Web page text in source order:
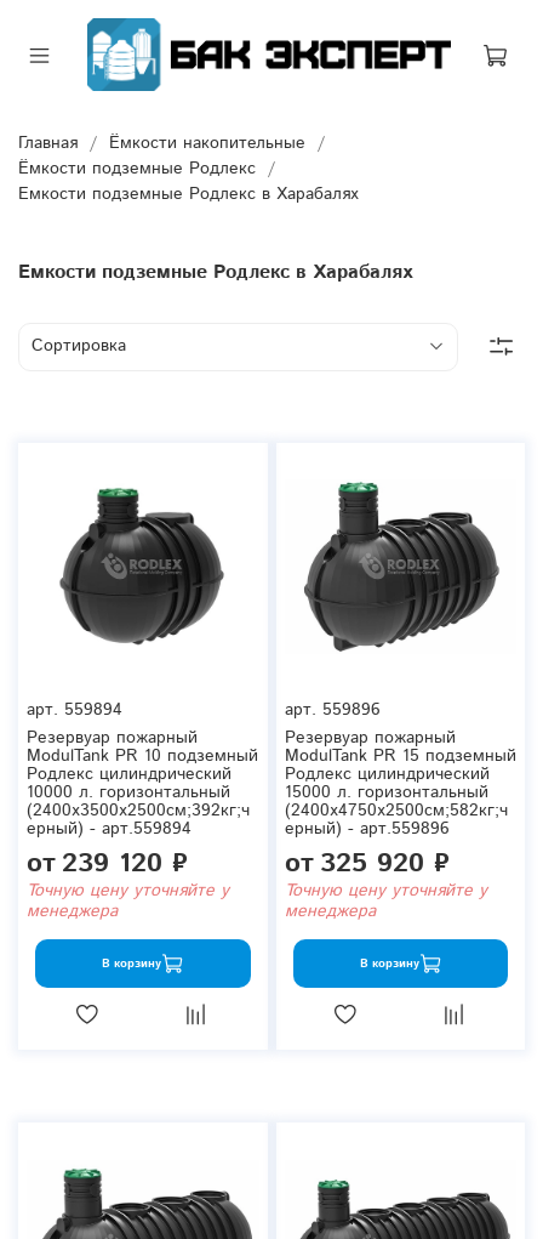
Главная
Ёмкости накопительные
Ёмкости подземные Родлекс
Емкости подземные Родлекс в Харабалях
Емкости подземные Родлекс в Харабалях
арт. 559894
Резервуар пожарный
ModulTank PR 10 подземный
Родлекс цилиндрический
10000 л. горизонтальный
(2400x3500x2500см;392кг;ч
ерный) - арт.559894
от239 120 ₽
Точную цену уточняйте у
менеджера
В корзину
арт. 559896
Резервуар пожарный
ModulTank PR 15 подземный
Родлекс цилиндрический
15000 л. горизонтальный
(2400x4750x2500см;582кг;ч
ерный) - арт.559896
от325 920 ₽
Точную цену уточняйте у
менеджера
В корзину